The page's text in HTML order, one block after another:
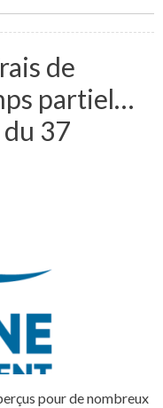
de
partiel…
37
pour de nombreux